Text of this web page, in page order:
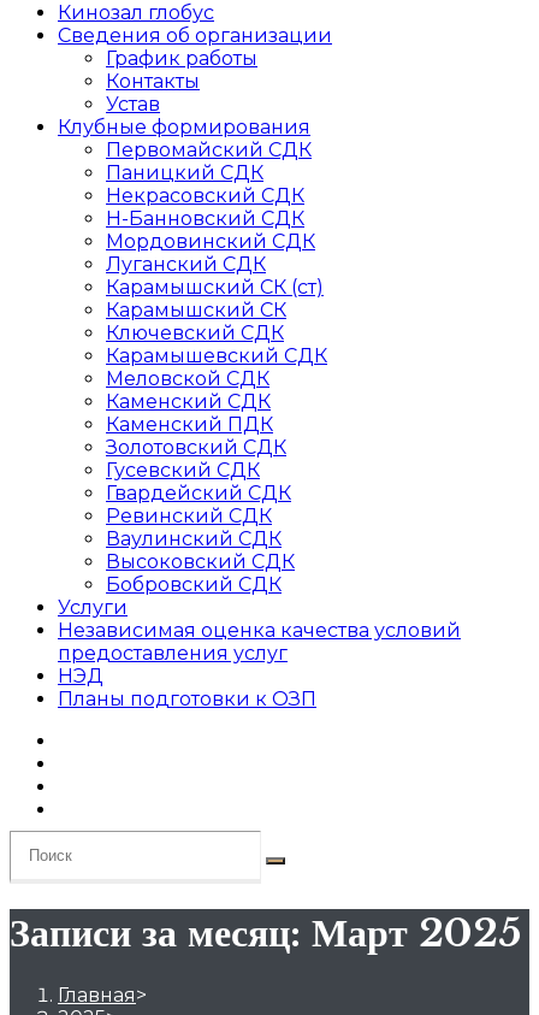
Кинозал глобус
Сведения об организации
График работы
Контакты
Устав
Клубные формирования
Первомайский СДК
Паницкий СДК
Некрасовский СДК
Н-Банновский СДК
Мордовинский СДК
Луганский СДК
Карамышский СК (ст)
Карамышский СК
Ключевский СДК
Карамышевский СДК
Меловской СДК
Каменский СДК
Каменский ПДК
Золотовский СДК
Гусевский СДК
Гвардейский СДК
Ревинский СДК
Ваулинский СДК
Высоковский СДК
Бобровский СДК
Услуги
Независимая оценка качества условий
предоставления услуг
НЭД
Планы подготовки к ОЗП
Записи за месяц: Март 2025
Главная>